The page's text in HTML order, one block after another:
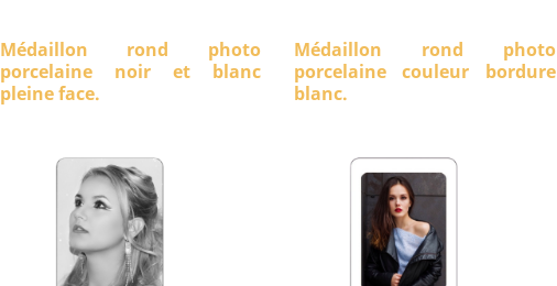
Médaillon rond photo
porcelaine noir et blanc
pleine face.
Médaillon rond photo
porcelaine couleur bordure
blanc.